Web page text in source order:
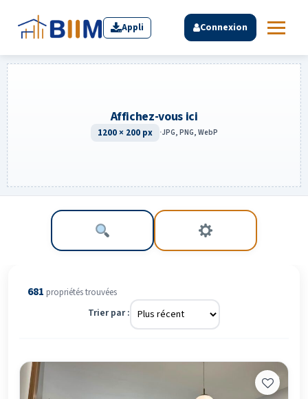
Appli Connexion
Affichez-vous ici
1200 × 200 px ·JPG, PNG, WebP
681 propriétéstrouvées
Trier par :